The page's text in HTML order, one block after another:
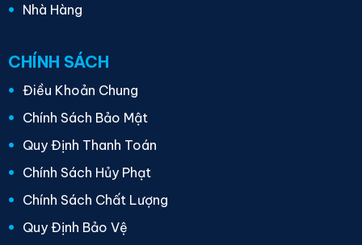
Nhà Hàng
CHÍNH SÁCH
Điều Khoản Chung
Chính Sách Bảo Mật
Quy Định Thanh Toán
Chính Sách Hủy Phạt
Chính Sách Chất Lượng
Quy Định Bảo Vệ